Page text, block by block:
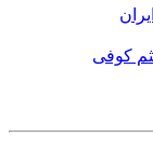
کوفی